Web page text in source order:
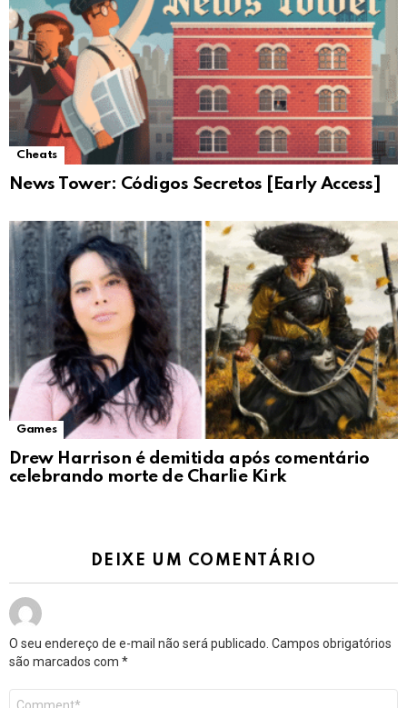
Cheats
News Tower: Códigos Secretos [Early Access]
Games
Drew Harrison é demitida após comentário
celebrando morte de Charlie Kirk
DEIXE UM COMENTÁRIO
O seu endereço de e-mail não será publicado. Campos obrigatórios
são marcados com *